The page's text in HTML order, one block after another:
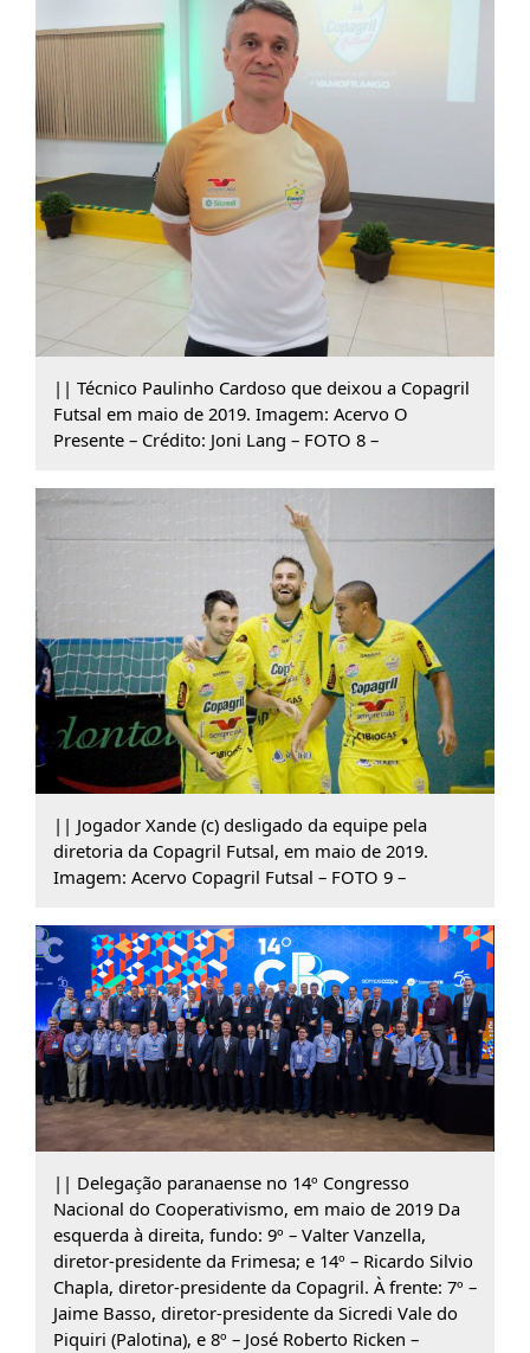
|| Técnico Paulinho Cardoso que deixou a Copagril
Futsal em maio de 2019. Imagem: Acervo O
Presente – Crédito: Joni Lang – FOTO 8 –
|| Jogador Xande (c) desligado da equipe pela
diretoria da Copagril Futsal, em maio de 2019.
Imagem: Acervo Copagril Futsal – FOTO 9 –
|| Delegação paranaense no 14º Congresso
Nacional do Cooperativismo, em maio de 2019 Da
esquerda à direita, fundo: 9º – Valter Vanzella,
diretor-presidente da Frimesa; e 14º – Ricardo Silvio
Chapla, diretor-presidente da Copagril. À frente: 7º –
Jaime Basso, diretor-presidente da Sicredi Vale do
Piquiri (Palotina), e 8º – José Roberto Ricken –